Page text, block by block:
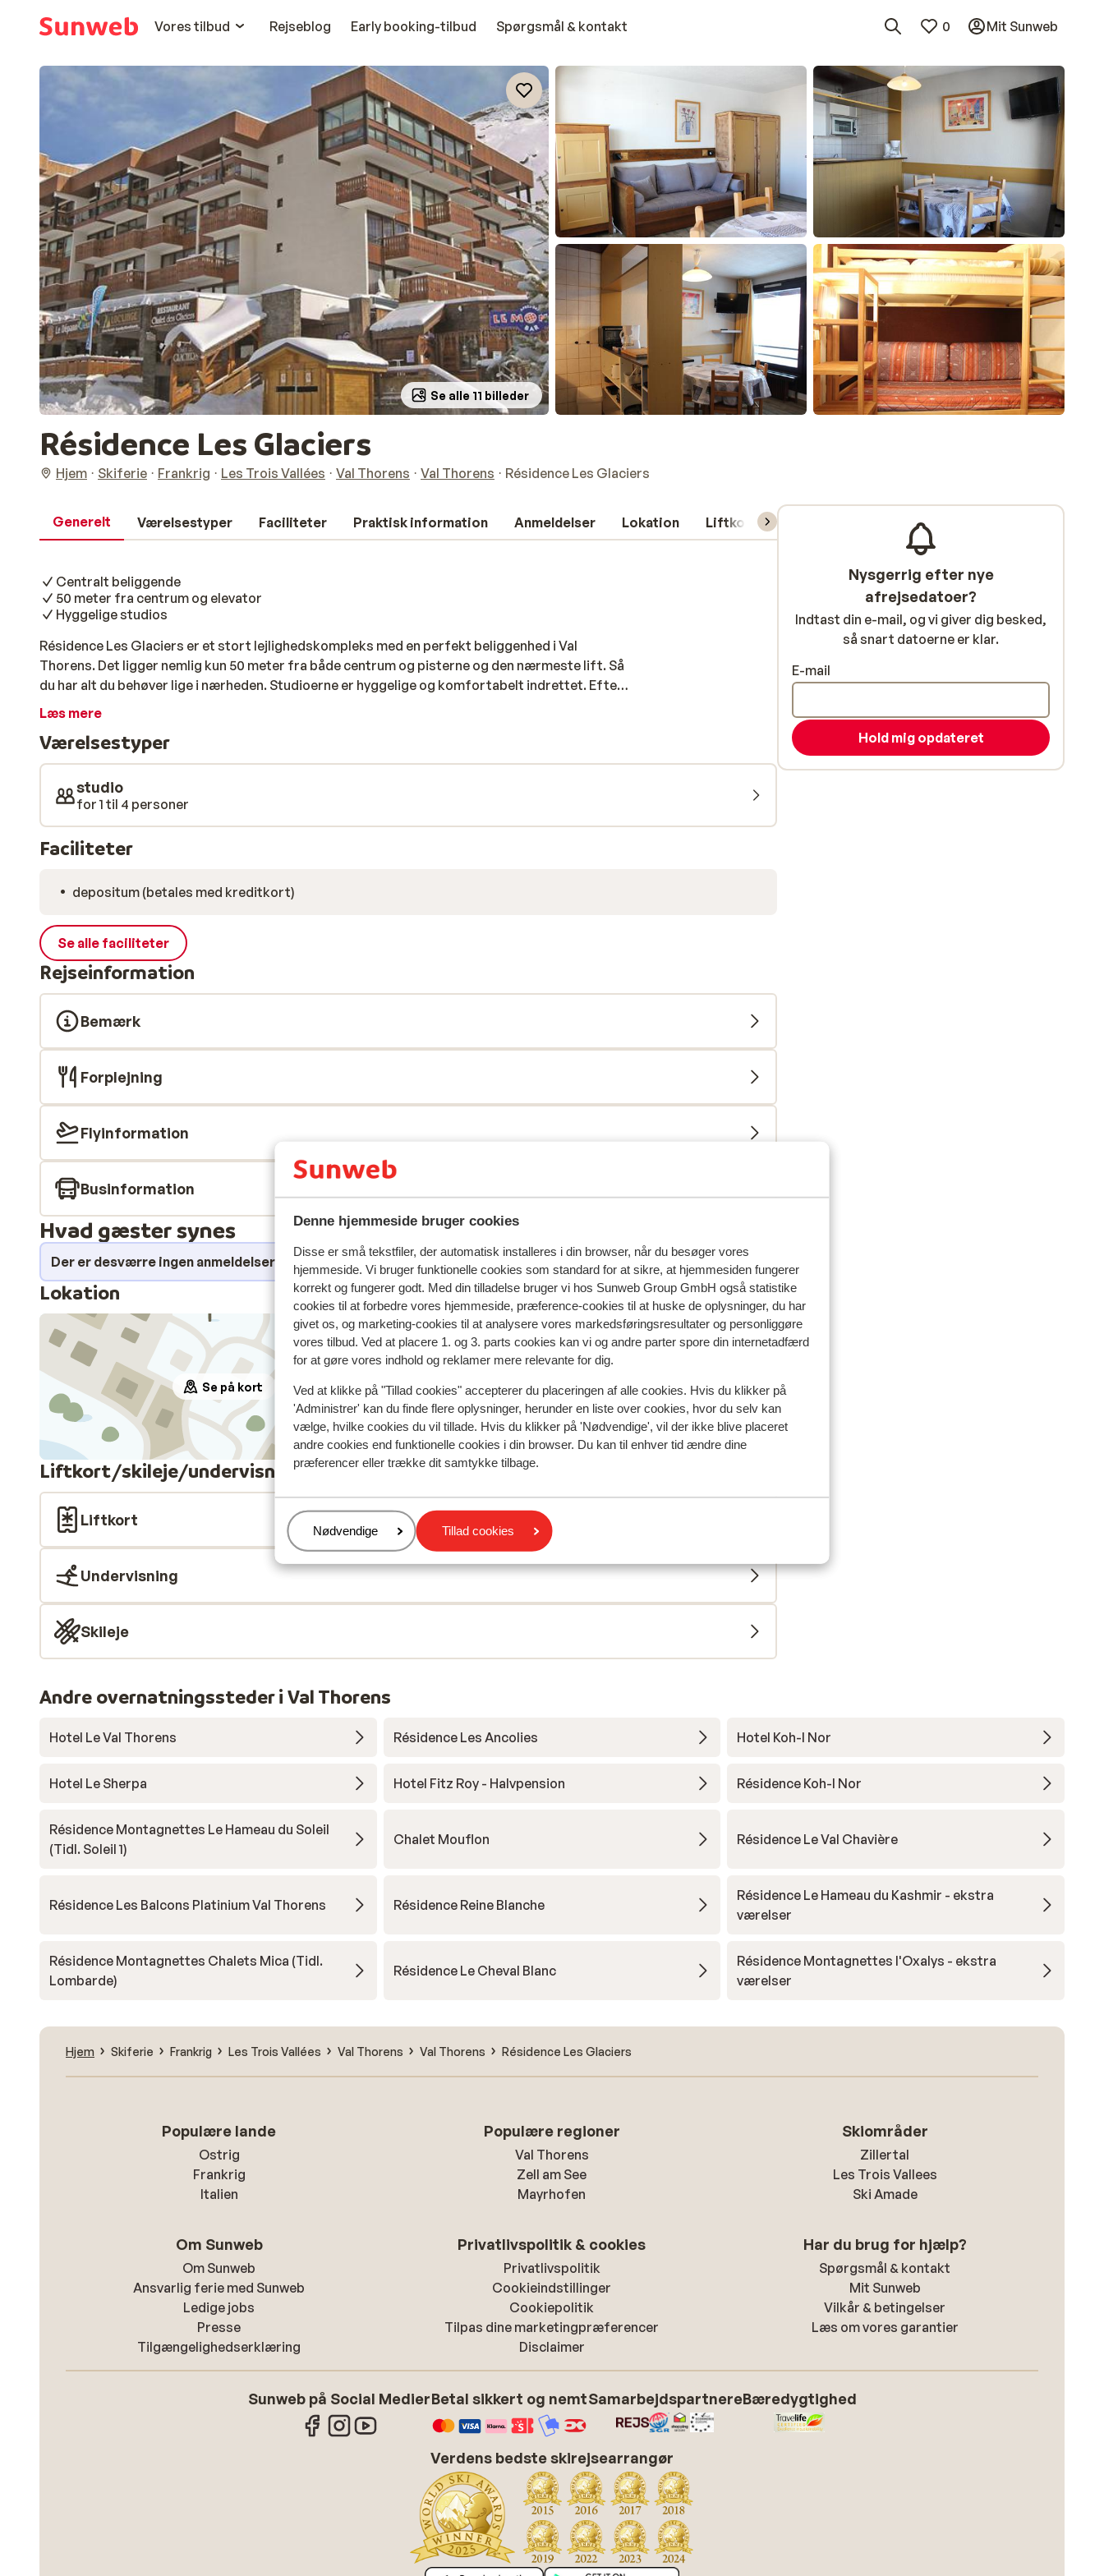
Denne hjemmeside bruger cookies
Disse er små tekstfiler, der automatisk installeres i din browser, når du besøger vores
hjemmeside. Vi bruger funktionelle cookies som standard for at sikre, at hjemmesiden fungerer
korrekt og fungerer godt. Med din tilladelse bruger vi hos Sunweb Group GmbH også statistike
cookies til at forbedre vores hjemmeside, præference-cookies til at huske de oplysninger, du har
givet os, og marketing-cookies til at analysere vores markedsføringsresultater og personliggøre
vores tilbud. Ved at placere 1. og 3. parts cookies kan vi og andre parter spore din internetadfærd
for at gøre vores indhold og reklamer mere relevante for dig.
Ved at klikke på "Tillad cookies" accepterer du placeringen af alle cookies. Hvis du klikker på
'Administrer' kan du finde flere oplysninger, herunder en liste over cookies, hvor du selv kan
vælge, hvilke cookies du vil tillade. Hvis du klikker på 'Nødvendige', vil der ikke blive placeret
andre cookies end funktionelle cookies i din browser. Du kan til enhver tid ændre dine
præferencer eller trække dit samtykke tilbage.
Administrer
Nødvendige Tillad cookies
Vores tilbud
Rejseblog Early booking-tilbud Spørgsmål & kontakt 0 Mit Sunweb
Se alle 11 billeder
Résidence Les Glaciers
Hjem Skiferie Frankrig Les Trois Vallées Val Thorens Val Thorens Résidence Les Glaciers
Generelt Værelsestyper Faciliteter Praktisk information Anmeldelser Lokation Liftkort/skileje/undervisning
Centralt beliggende
50 meter fra centrum og elevator
Hyggelige studios
Résidence Les Glaciers er et stort lejlighedskompleks med en perfekt beliggenhed i Val
Thorens. Det ligger nemlig kun 50 meter fra både centrum og pisterne og den nærmeste lift. Så
du har alt du behøver lige i nærheden. Studioerne er hyggelige og komfortabelt indrettet. Efter
en dag med sjov på pisterne er det rart at besøge det hyggelige centrum om aftenen. Det er
eller find en hyggelig bar til afterski.
Læs mere
Værelsestyper
studio
for 1 til 4 personer
Faciliteter
depositum (betales med kreditkort)
Se alle faciliteter
Rejseinformation
Bemærk
Forplejning
Flyinformation
Businformation
Hvad gæster synes
Der er desværre ingen anmeldelser for dette overnatningssted i øjeblikket.
Lokation
Se på kort
I området
Afstand til centrum: ca. 50 meter
Afstand til skipiste ca. 50 meter
Afstand til skilift ca. 50 meter
Afstand til nærmeste butikker ca. 50 meter
Liftkort/skileje/undervisning
Liftkort
Undervisning
Skileje
Nysgerrig efter nye
afrejsedatoer?
Indtast din e-mail, og vi giver dig besked,
så snart datoerne er klar.
E-mail
Hold mig opdateret
Andre overnatningssteder i Val Thorens
Hotel Le Val Thorens Résidence Les Ancolies Hotel Koh-I Nor
Hotel Le Sherpa Hotel Fitz Roy - Halvpension Résidence Koh-I Nor
Résidence Montagnettes Le Hameau du Soleil
(Tidl. Soleil 1)
Chalet Mouflon Résidence Le Val Chavière
Résidence Les Balcons Platinium Val Thorens Résidence Reine Blanche
Résidence Le Hameau du Kashmir - ekstra
værelser
Résidence Montagnettes Chalets Mica (Tidl.
Lombarde)
Résidence Le Cheval Blanc
Résidence Montagnettes l'Oxalys - ekstra
værelser
Hjem Skiferie Frankrig Les Trois Vallées Val Thorens Val Thorens Résidence Les Glaciers
Populære lande
Ostrig
Frankrig
Italien
Populære regioner
Val Thorens
Zell am See
Mayrhofen
Skiområder
Zillertal
Les Trois Vallees
Ski Amade
Om Sunweb
Om Sunweb
Ansvarlig ferie med Sunweb
Ledige jobs
Presse
Tilgængelighedserklæring
Privatlivspolitik & cookies
Privatlivspolitik
Cookieindstillinger
Cookiepolitik
Tilpas dine marketingpræferencer
Disclaimer
Har du brug for hjælp?
Spørgsmål & kontakt
Mit Sunweb
Vilkår & betingelser
Læs om vores garantier
Sunweb på Social MedierBetal sikkert og nemtSamarbejdspartnereBæredygtighed
Verdens bedste skirejsearrangør